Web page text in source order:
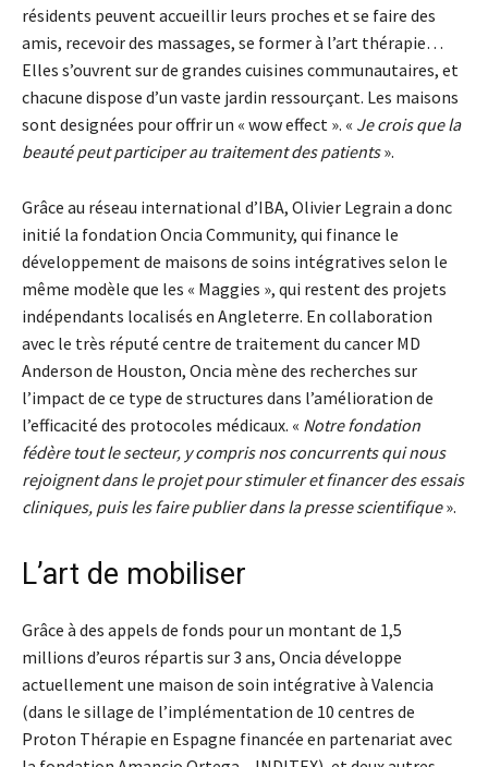
résidents peuvent accueillir leurs proches et se faire des
amis, recevoir des massages, se former à l’art thérapie…
Elles s’ouvrent sur de grandes cuisines communautaires, et
chacune dispose d’un vaste jardin ressourçant. Les maisons
sont designées pour offrir un « wow effect ». « Je crois que la
beauté peut participer au traitement des patients».
Grâce au réseau international d’IBA, Olivier Legrain a donc
initié la fondation Oncia Community, qui finance le
développement de maisons de soins intégratives selon le
même modèle que les « Maggies », qui restent des projets
indépendants localisés en Angleterre. En collaboration
avec le très réputé centre de traitement du cancer MD
Anderson de Houston, Oncia mène des recherches sur
l’impact de ce type de structures dans l’amélioration de
l’efficacité des protocoles médicaux. « Notre fondation
fédère tout le secteur, y compris nos concurrents qui nous
rejoignent dans le projet pour stimuler et financer des essais
cliniques, puis les faire publier dans la presse scientifique».
L’art de mobiliser
Grâce à des appels de fonds pour un montant de 1,5
millions d’euros répartis sur 3 ans, Oncia développe
actuellement une maison de soin intégrative à Valencia
(dans le sillage de l’implémentation de 10 centres de
Proton Thérapie en Espagne financée en partenariat avec